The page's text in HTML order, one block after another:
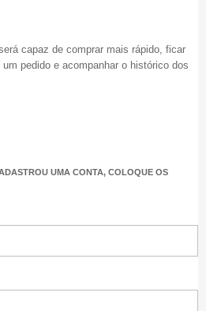
capaz de comprar mais rápido, ficar
pedido e acompanhar o histórico dos
UMA CONTA, COLOQUE OS